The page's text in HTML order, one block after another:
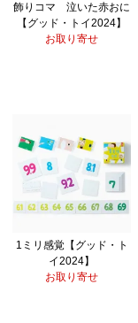
飾りコマ 泣いた赤おに
【グッド・トイ2024】
お取り寄せ
1ミリ感覚【グッド・ト
イ2024】
お取り寄せ